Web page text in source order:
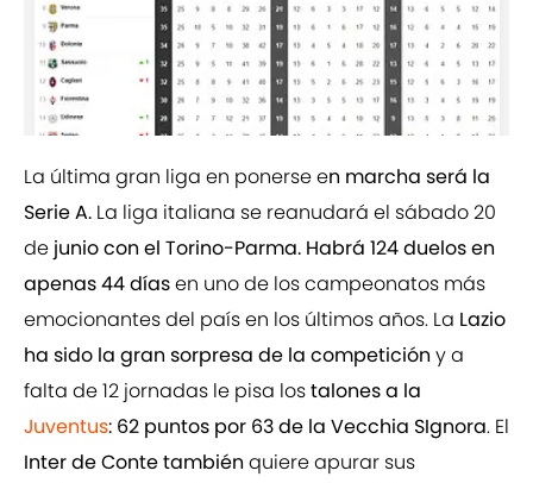
La última gran liga en ponerse en marcha será la
Serie A. La liga italiana se reanudará el sábado 20
de junio con el Torino-Parma. Habrá 124 duelos en
apenas 44 díasen uno de los campeonatos más
emocionantes del país en los últimos años. La Lazio
ha sido la gran sorpresa de la competición y a
falta de 12 jornadas le pisa lostalones a la
Juventus: 62 puntos por 63 de la Vecchia SIgnora. El
Inter de Conte también quiere apurar sus